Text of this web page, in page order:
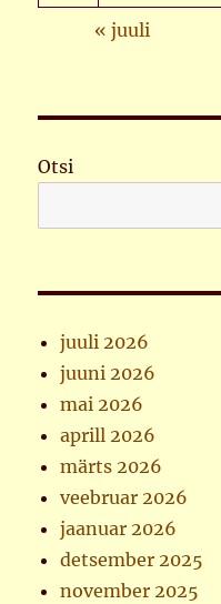
« juuli
Otsi
juuli 2026
juuni 2026
mai 2026
aprill 2026
märts 2026
veebruar 2026
jaanuar 2026
detsember 2025
november 2025